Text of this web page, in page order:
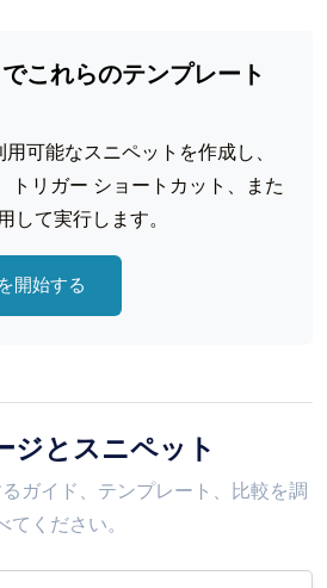
これらのテンプレート
可能なスニペットを作成し、
トリガー ショートカット、また
して実行します。
開始する
ジとスニペット
ガイド、テンプレート、比較を調
てください。